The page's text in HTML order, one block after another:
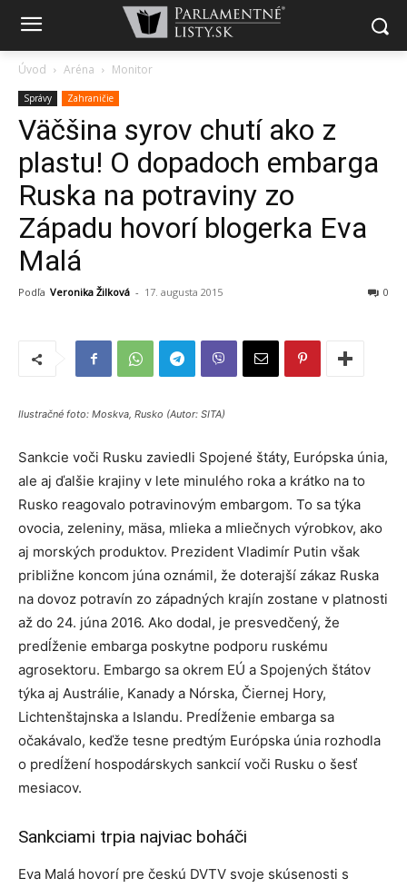
Úvod Aréna Monitor
Správy Zahraničie
Väčšina syrov chutí ako z
plastu! O dopadoch embarga
Ruska na potraviny zo
Západu hovorí blogerka Eva
Malá
Podľa Veronika Žilková - 17. augusta 2015 0
Ilustračné foto: Moskva, Rusko (Autor: SITA)
Sankcie voči Rusku zaviedli Spojené štáty, Európska únia,
ale aj ďalšie krajiny v lete minulého roka a krátko na to
Rusko reagovalo potravinovým embargom. To sa týka
ovocia, zeleniny, mäsa, mlieka a mliečnych výrobkov, ako
aj morských produktov. Prezident Vladimír Putin však
približne koncom júna oznámil, že doterajší zákaz Ruska
na dovoz potravín zo západných krajín zostane v platnosti
až do 24. júna 2016. Ako dodal, je presvedčený, že
predĺženie embarga poskytne podporu ruskému
agrosektoru. Embargo sa okrem EÚ a Spojených štátov
týka aj Austrálie, Kanady a Nórska, Čiernej Hory,
Lichtenštajnska a Islandu. Predĺženie embarga sa
očakávalo, keďže tesne predtým Európska únia rozhodla
o predĺžení hospodárskych sankcií voči Rusku o šesť
mesiacov.
Sankciami trpia najviac boháči
Eva Malá hovorí pre českú DVTV svoje skúsenosti s